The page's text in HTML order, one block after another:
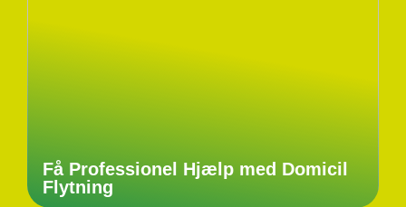
Få Professionel Hjælp med Domicil
Flytning